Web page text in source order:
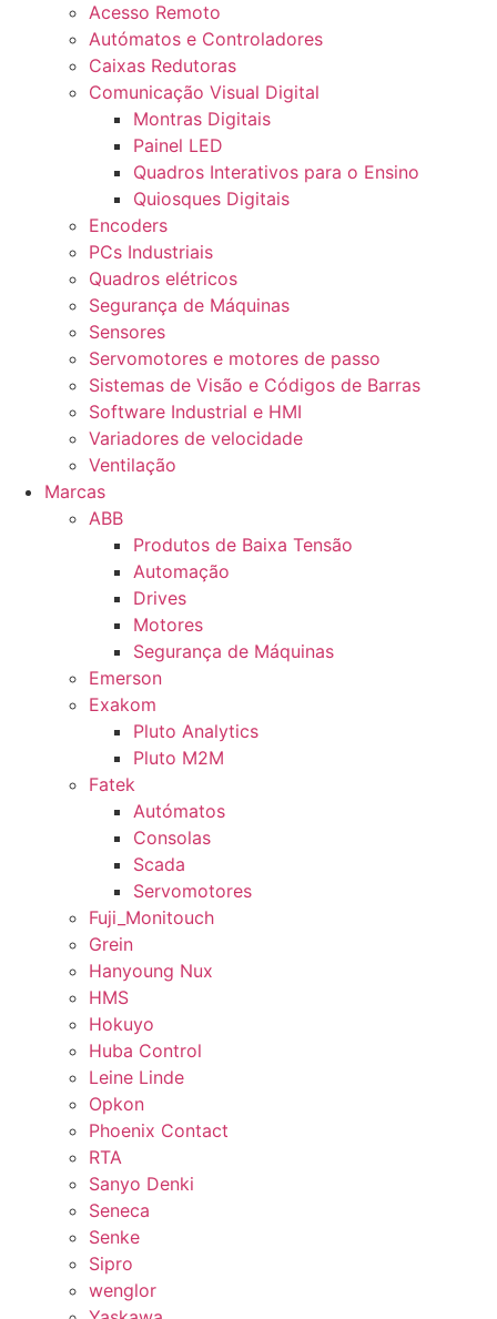
Acesso Remoto
Autómatos e Controladores
Caixas Redutoras
Comunicação Visual Digital
Montras Digitais
Painel LED
Quadros Interativos para o Ensino
Quiosques Digitais
Encoders
PCs Industriais
Quadros elétricos
Segurança de Máquinas
Sensores
Servomotores e motores de passo
Sistemas de Visão e Códigos de Barras
Software Industrial e HMI
Variadores de velocidade
Ventilação
Marcas
ABB
Produtos de Baixa Tensão
Automação
Drives
Motores
Segurança de Máquinas
Emerson
Exakom
Pluto Analytics
Pluto M2M
Fatek
Autómatos
Consolas
Scada
Servomotores
Fuji_Monitouch
Grein
Hanyoung Nux
HMS
Hokuyo
Huba Control
Leine Linde
Opkon
Phoenix Contact
RTA
Sanyo Denki
Seneca
Senke
Sipro
wenglor